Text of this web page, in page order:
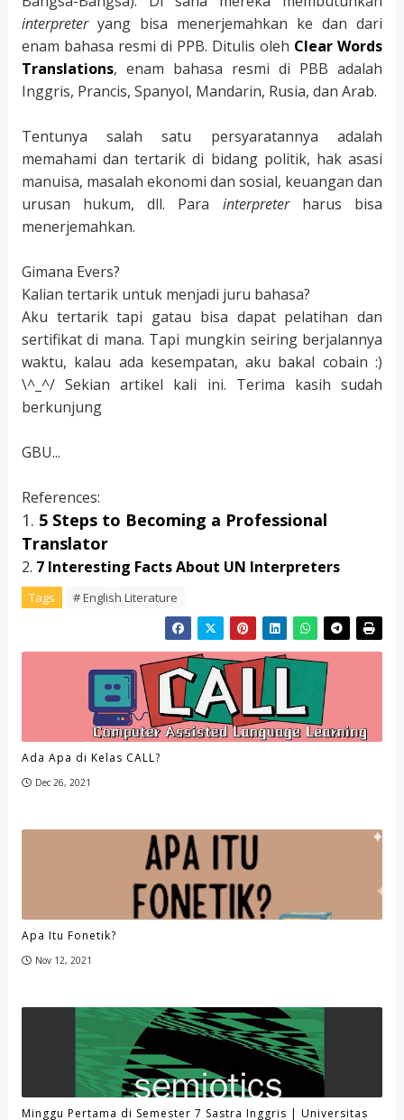
interpreter yang bisa menerjemahkan ke dan dari
enam bahasa resmi di PPB. Ditulis oleh Clear Words
Translations, enam bahasa resmi di PBB adalah
Inggris, Prancis, Spanyol, Mandarin, Rusia, dan Arab.
Tentunya salah satu persyaratannya adalah
memahami dan tertarik di bidang politik, hak asasi
manuisa, masalah ekonomi dan sosial, keuangan dan
urusan hukum, dll. Para interpreterharus bisa
menerjemahkan.
Gimana Evers?
Kalian tertarik untuk menjadi juru bahasa?
Aku tertarik tapi gatau bisa dapat pelatihan dan
sertifikat di mana. Tapi mungkin seiring berjalannya
waktu, kalau ada kesempatan, aku bakal cobain :)
\^_^/ Sekian artikel kali ini. Terima kasih sudah
berkunjung
GBU...
References:
1. 5 Steps to Becoming a Professional
Translator
2. 7 Interesting Facts About UN Interpreters
Tags # English Literature
Ada Apa di Kelas CALL?
Dec 26, 2021
Apa Itu Fonetik?
Nov 12, 2021
Minggu Pertama di Semester 7 Sastra Inggris | Universitas